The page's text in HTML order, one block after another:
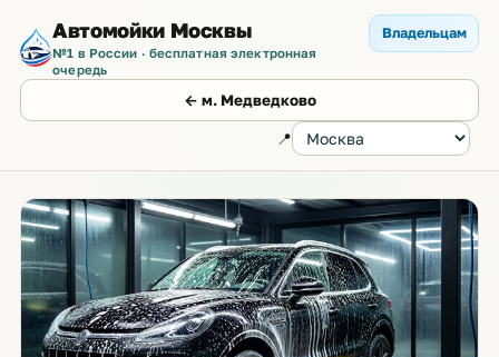
Автомойки Москвы
№1 в России · бесплатная электронная
очередь
← м. Медведково
📍
Владельцам